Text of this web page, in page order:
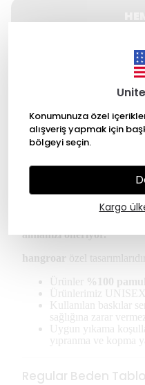
Konumunuza özel
alışveriş yapmak için
bölgeyi seçin.
Kargo
500 TL üzeri Ücretsiz
14 gün içinde iade
Ürün Açıklaması
almanızı öneriyor.
hangroar özel
Ürünler %100
Ürünlerimiz UNISEX
Kullanılan baskılar
sağlığına zarar
Uygun yıkama
yıpranma ve kopma
Regular Beden